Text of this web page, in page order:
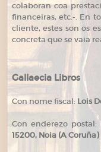
colaboran coa
financeiras, etc.-. En
cliente, estes son os
concreta que se vaia
Gallaecia Libros
Con nome fiscal: Lois
Con enderezo postal:
15200, Noia (A Coruña)